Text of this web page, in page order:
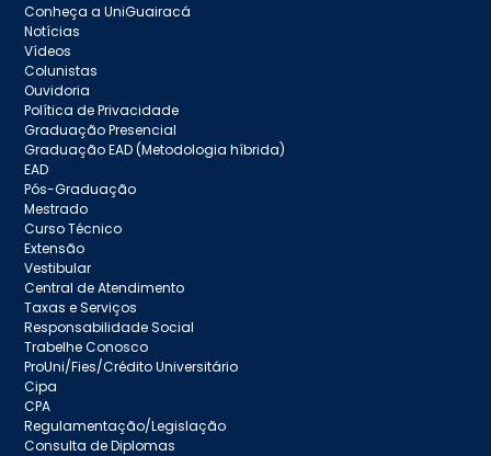
Conheça a UniGuairacá
Notícias
Vídeos
Colunistas
Ouvidoria
Política de Privacidade
Graduação Presencial
Graduação EAD (Metodologia híbrida)
EAD
Pós-Graduação
Mestrado
Curso Técnico
Extensão
Vestibular
Central de Atendimento
Taxas e Serviços
Responsabilidade Social
Trabelhe Conosco
ProUni/Fies/Crédito Universitário
Cipa
CPA
Regulamentação/Legislação
Consulta de Diplomas